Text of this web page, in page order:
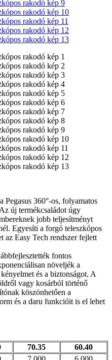
Pegasus 360°-os, folyamatos
új termékcsaládot úgy
jobb teljesítményt
Egyesíti a forgó teleszkópos
az Easy Tech rendszer fejlett
fontos
növeljék a
és a biztonságot. A
vagy kosárból történő
köszönhetően a
és a daru funkcióit is el lehet
70.35
60.40